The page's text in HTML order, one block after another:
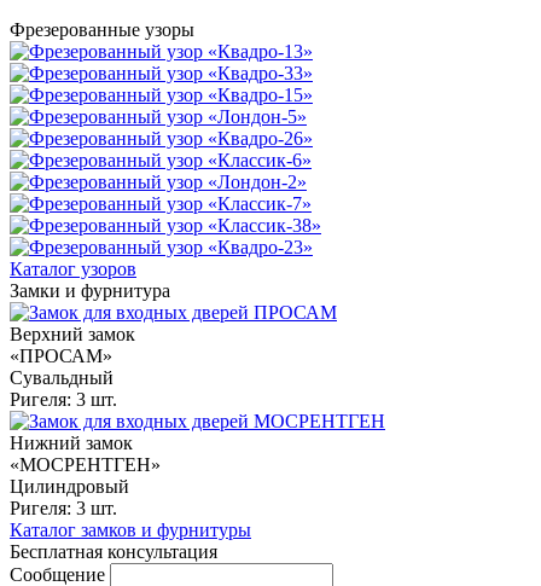
Фрезерованные узоры
Каталог узоров
Замки и фурнитура
Верхний замок
«ПРОСАМ»
Сувальдный
Ригеля: 3 шт.
Нижний замок
«МОСРЕНТГЕН»
Цилиндровый
Ригеля: 3 шт.
Каталог замков и фурнитуры
Бесплатная консультация
Сообщение